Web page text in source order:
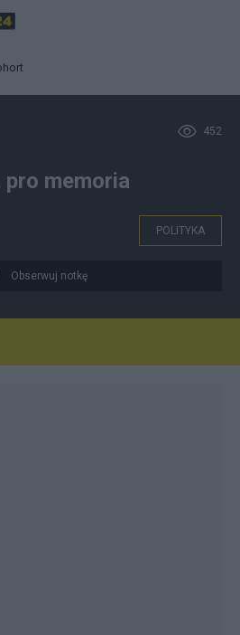
452
memoria
POLITYKA
Obserwuj notkę